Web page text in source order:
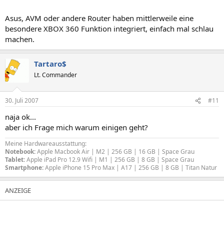
Asus, AVM oder andere Router haben mittlerweile eine
besondere XBOX 360 Funktion integriert, einfach mal schlau
machen.
Tartaro$
Lt. Commander
30. Juli 2007 #11
naja ok...
aber ich Frage mich warum einigen geht?
Meine Hardwareausstattung:
Notebook:Apple Macbook Air | M2 | 256 GB | 16 GB | Space Grau
Tablet:Apple iPad Pro 12.9 Wifi | M1 | 256 GB | 8 GB | Space Grau
Smartphone:Apple iPhone 15 Pro Max | A17 | 256 GB | 8 GB | Titan Natur